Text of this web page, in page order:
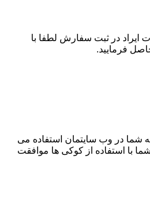
در ثبت سفارش لطفا با
شما در وب سایتمان استفاده می
با استفاده از کوکی ها موافقت